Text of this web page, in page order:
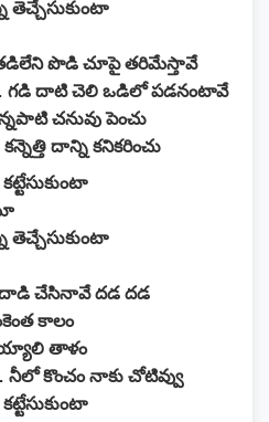
తెచ్చేసుకుంటా
పొడి చూపై తరిమేస్తావే
గడి దాటి చెలి ఒడిలో పడనంటావే
చనువు పెంచు
దాన్ని కనికరించు
తెచ్చేసుకుంటా
దాడి చేసినావే దడ దడ
కాలం
తాళం
కొంచం నాకు చోటివ్వు